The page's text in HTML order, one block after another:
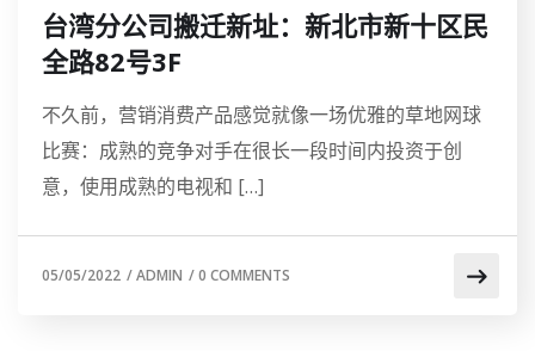
台湾分公司搬迁新址：新北市新十区民
全路82号3F
不久前，营销消费产品感觉就像一场优雅的草地网球
比赛：成熟的竞争对手在很长一段时间内投资于创
意，使用成熟的电视和 […]
05/05/2022 /ADMIN /0 COMMENTS